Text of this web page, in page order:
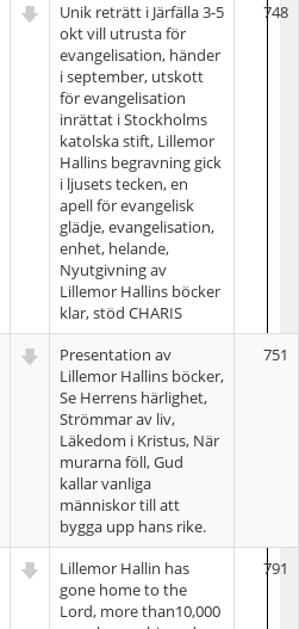
Unik reträtt i Järfälla 3-5
okt vill utrusta för
evangelisation, händer
i september, utskott
för evangelisation
inrättat i Stockholms
katolska stift, Lillemor
Hallins begravning gick
i ljusets tecken, en
apell för evangelisk
glädje, evangelisation,
enhet, helande,
Nyutgivning av
Lillemor Hallins böcker
klar, stöd CHARIS
748
Presentation av
Lillemor Hallins böcker,
Se Herrens härlighet,
Strömmar av liv,
Läkedom i Kristus, När
murarna föll, Gud
kallar vanliga
människor till att
bygga upp hans rike.
751
Lillemor Hallin has
gone home to the
Lord, more than10,000
791